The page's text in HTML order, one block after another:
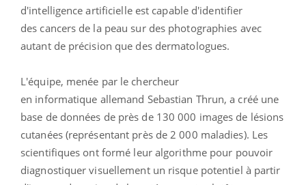
d'intelligence artificielle est capable d'identifier
des cancers de la peau sur des photographies avec
autant de précision que des dermatologues.
L'équipe, menée par le chercheur
en informatique allemand Sebastian Thrun, a créé une
base de données de près de 130 000 images de lésions
cutanées (représentant près de 2 000 maladies). Les
scientifiques ont formé leur algorithme pour pouvoir
diagnostiquer visuellement un risque potentiel à partir